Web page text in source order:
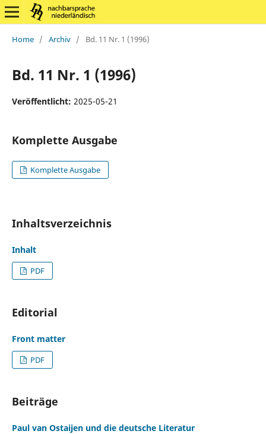
Home / Archiv / Bd. 11 Nr. 1 (1996)
Bd. 11 Nr. 1 (1996)
Veröffentlicht: 2025-05-21
Komplette Ausgabe
Komplette Ausgabe
Inhaltsverzeichnis
Inhalt
PDF
Editorial
Front matter
PDF
Beiträge
Paul van Ostaijen und die deutsche Literatur